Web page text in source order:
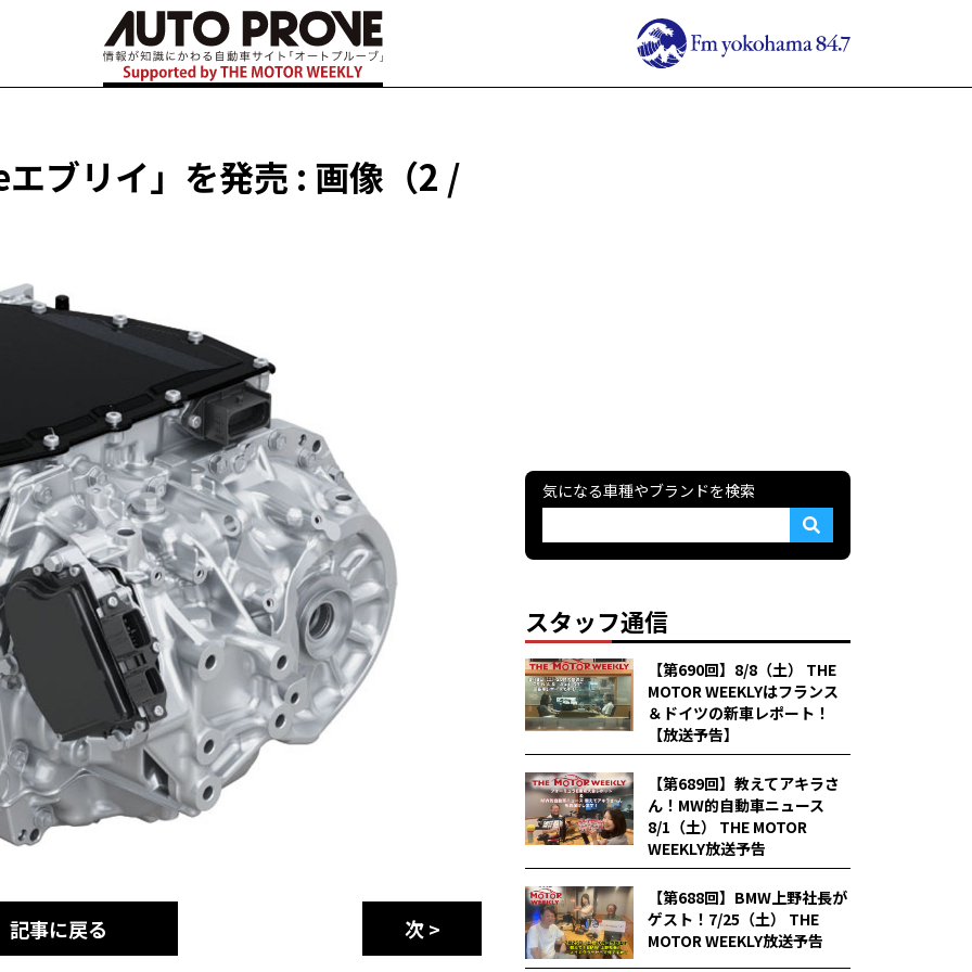
ブリイ」を発売 : 画像（2 /
記事に戻る 次 >
気になる車種やブランドを検索
スタッフ通信
【第690回】8/8（土） THE
MOTOR WEEKLYはフランス
＆ドイツの新車レポート！
【放送予告】
【第689回】教えてアキラさ
ん！MW的自動車ニュース
8/1（土） THE MOTOR
WEEKLY放送予告
【第688回】BMW上野社長が
ゲスト！7/25（土） THE
MOTOR WEEKLY放送予告